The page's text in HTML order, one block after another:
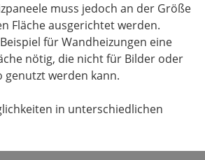
muss jedoch an der Größe
Fläche ausgerichtet werden.
für Wandheizungen eine
nötig, die nicht für Bilder oder
genutzt werden kann.
in unterschiedlichen